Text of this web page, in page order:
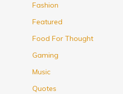
Fashion
Featured
Food For Thought
Gaming
Music
Quotes